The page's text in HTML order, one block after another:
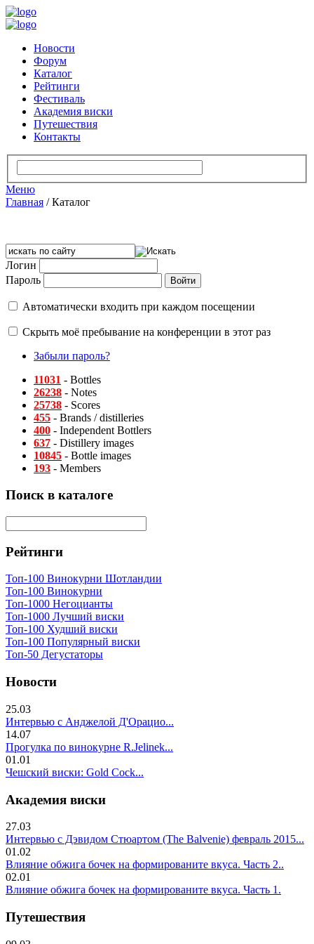
Новости
Форум
Каталог
Рейтинги
Фестиваль
Академия виски
Путешествия
Контакты
Меню
Главная /Каталог
Логин
Пароль
Автоматически входить при каждом посещении
Скрыть моё пребывание на конференции в этот раз
Забыли пароль?
11031 - Bottles
26238 - Notes
25738 - Scores
455 - Brands / distilleries
400 - Independent Bottlers
637 - Distillery images
10845 - Bottle images
193 - Members
Поиск в каталоге
Рейтинги
Топ-100 Винокурни Шотландии
Топ-100 Винокурни
Топ-1000 Негоцианты
Топ-1000 Лучший виски
Топ-100 Худший виски
Топ-100 Популярный виски
Топ-50 Дегустаторы
Новости
25.03
Интервью с Анджелой Д'Орацио...
14.07
Прогулка по винокурне R.Jelinek...
01.01
Чешский виски: Gold Cock...
Академия виски
27.03
Интервью с Дэвидом Стюартом (The Balvenie) февраль 2015...
01.02
Влияние обжига бочек на формированите вкуса. Часть 2..
02.01
Влияние обжига бочек на формированите вкуса. Часть 1.
Путешествия